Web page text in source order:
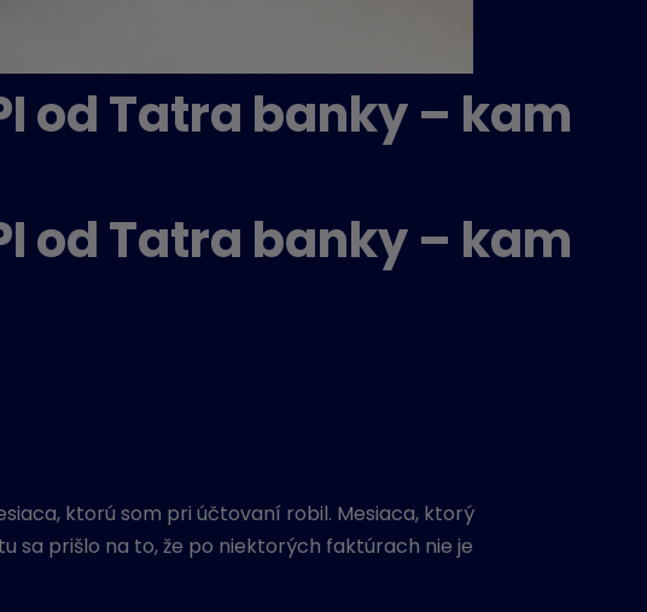
od Tatra banky – kam
od Tatra banky – kam
ktorú som pri účtovaní robil. Mesiaca, ktorý
sa prišlo na to, že po niektorých faktúrach nie je